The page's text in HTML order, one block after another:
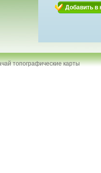
Добавить в
топографические карты